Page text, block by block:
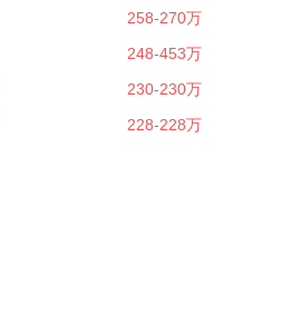
258-270万
248-453万
230-230万
228-228万